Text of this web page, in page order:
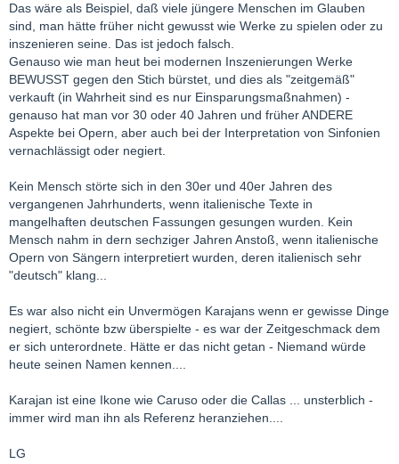
Das wäre als Beispiel, daß viele jüngere Menschen im Glauben
sind, man hätte früher nicht gewusst wie Werke zu spielen oder zu
inszenieren seine. Das ist jedoch falsch.
Genauso wie man heut bei modernen Inszenierungen Werke
BEWUSST gegen den Stich bürstet, und dies als "zeitgemäß"
verkauft (in Wahrheit sind es nur Einsparungsmaßnahmen) -
genauso hat man vor 30 oder 40 Jahren und früher ANDERE
Aspekte bei Opern, aber auch bei der Interpretation von Sinfonien
vernachlässigt oder negiert.
Kein Mensch störte sich in den 30er und 40er Jahren des
vergangenen Jahrhunderts, wenn italienische Texte in
mangelhaften deutschen Fassungen gesungen wurden. Kein
Mensch nahm in dern sechziger Jahren Anstoß, wenn italienische
Opern von Sängern interpretiert wurden, deren italienisch sehr
"deutsch" klang...
Es war also nicht ein Unvermögen Karajans wenn er gewisse Dinge
negiert, schönte bzw überspielte - es war der Zeitgeschmack dem
er sich unterordnete. Hätte er das nicht getan - Niemand würde
heute seinen Namen kennen....
Karajan ist eine Ikone wie Caruso oder die Callas ... unsterblich -
immer wird man ihn als Referenz heranziehen....
LG